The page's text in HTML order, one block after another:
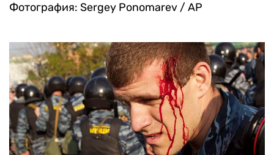
Фотография: Sergey Ponomarev / AP